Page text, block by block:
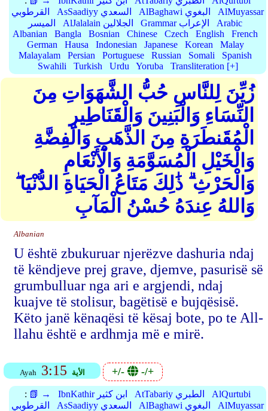
القرطوبي
AsSaadiyy السعدي AlBaghawi البغوي
AlMuyassar
الميسر
AlJalalain الجلالين Grammar الإعراب
Arabic
Albanian
Bangla Bosnian Chinese Czech English
French
German
Hausa Indonesian Japanese Korean
Malay
Malayalam
Persian Portuguese Russian Somali
Spanish
Swahili
Turkish Urdu Yoruba Transliteration [+]
زُيِّنَ لِلنَّاسِ حُبُّ الشَّهَوَاتِ مِنَ
النِّسَاءِ وَالْبَنِينَ وَالْقَنَاطِيرِ
الْمُقَنطَرَةِ مِنَ الذَّهَبِ وَالْفِضَّةِ
وَالْخَيْلِ الْمُسَوَّمَةِ وَالْأَنْعَامِ
وَالْحَرْثِ ۗ ذَٰلِكَ مَتَاعُ الْحَيَاةِ الدُّنْيَا ۖ
وَاللهُ عِندَهُ حُسْنُ الْمَآبِ
Albanian
U është zbukuruar njerëzve dashuria ndaj
të këndjeve prej grave, djemve, pasurisë së
grumbulluar nga ari e argjendi, ndaj
kuajve të stolisur, bagëtisë e bujqësisë.
Këto janë kënaqësi të kësaj bote, po te All-
llahu është e ardhmja më e mirë.
Ayah 3:15 الأية +/- -/+
: 📗 → IbnKathir ابن كثير AtTabariy الطبري
AlQurtubi
القرطوبي
AsSaadiyy السعدي AlBaghawi البغوي
AlMuyassar